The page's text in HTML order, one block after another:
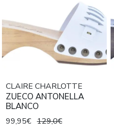
CLAIRE CHARLOTTE
ZUECO ANTONELLA
BLANCO
99,95€ 129,0€